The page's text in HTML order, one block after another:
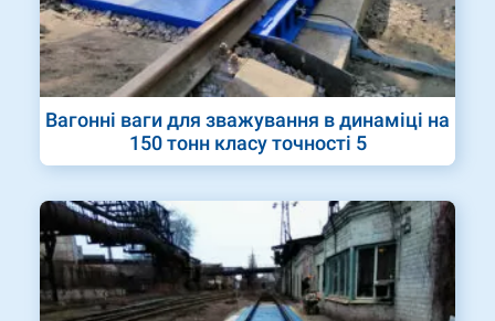
Вагонні ваги для зважування в динаміці на
150 тонн класу точності 5